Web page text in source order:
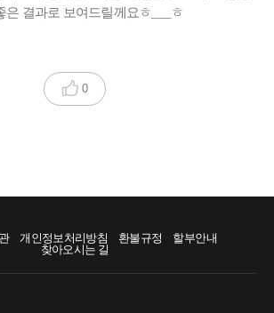
은 결과로 보여드릴께요ㅎ___ㅎ
0
개인정보처리방침 환불규정
할부안내
찾아오시는 길